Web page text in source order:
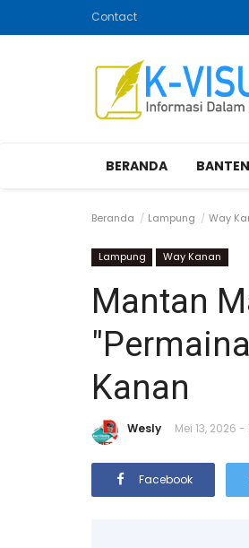
Contact
BERANDA BANTEN
Beranda Lampung Way
Lampung Way Kanan
Mantan
Kanan
Wesly Mei 13, 2026 -
Facebook